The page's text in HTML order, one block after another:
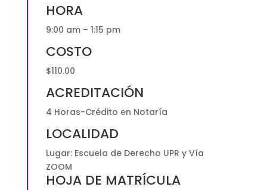
HORA
9:00 am – 1:15 pm
COSTO
$110.00
ACREDITACIÓN
4 Horas-Crédito en Notaría
LOCALIDAD
Lugar: Escuela de Derecho UPR y Vía
ZOOM
HOJA DE MATRÍCULA